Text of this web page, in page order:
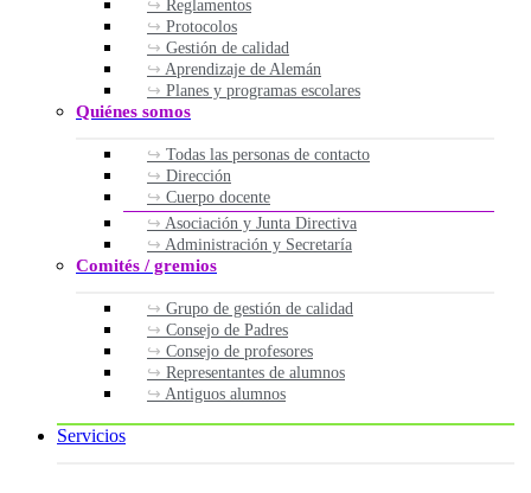
Reglamentos
Protocolos
Gestión de calidad
Aprendizaje de Alemán
Planes y programas escolares
Quiénes somos
Todas las personas de contacto
Dirección
Cuerpo docente
Asociación y Junta Directiva
Administración y Secretaría
Comités / gremios
Grupo de gestión de calidad
Consejo de Padres
Consejo de profesores
Representantes de alumnos
Antiguos alumnos
Servicios